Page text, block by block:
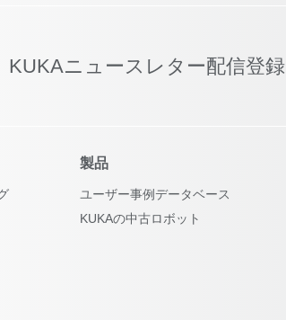
KUKAニュースレター配信登録
製品
ユーザー事例データベース
KUKAの中古ロボット